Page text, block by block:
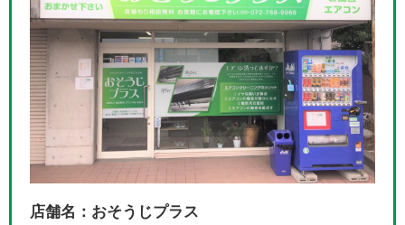
店舗名：おそうじプラス